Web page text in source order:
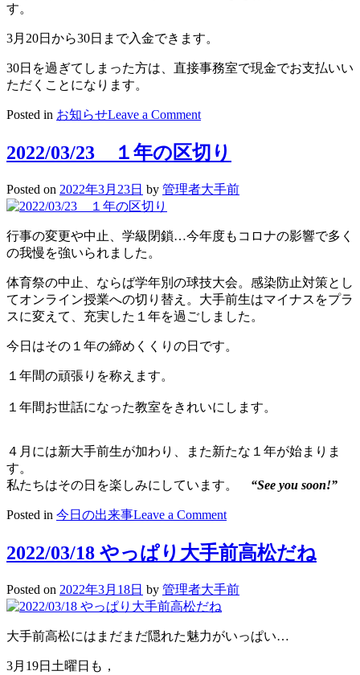
生）
4
月
業
料
入
入
す。
3月20日から30日まで入金できます。
30日を過ぎてしまった方は、直接事務室で現金でお支払いい
ただくことになります。
Posted in お知らせLeave a Commenton
入
生
在
学
3
卒
業
生）
4
月
料
金
入
り
口
2022/03/23 １年の区切り
Posted on 2022年3月23日 by 管理者大手前
行事の変更や中止、学級閉鎖…今年度もコロナの影響で多く
の我慢を強いられました。
体育祭の中止、ならば学年別の球技大会。感染防止対策とし
てオンライン授業への切り替え。大手前生はマイナスをプラ
スに変えて、充実した１年を過ごしました。
今日はその１年の締めくくりの日です。
１年間の頑張りを称えます。
１年間お世話になった教室をきれいにします。
４月には新大手前生が加わり、また新たな１年が始まりま
す。
私たちはその日を楽しみにしています。
“See you soon!”
Posted in 今日の出来事Leave a Commenton
１
年
区
2022/03/18 やっぱり大手前高松だね
Posted on 2022年3月18日 by 管理者大手前
大手前高松にはまだまだ隠れた魅力がいっぱい…
3月19日土曜日も，